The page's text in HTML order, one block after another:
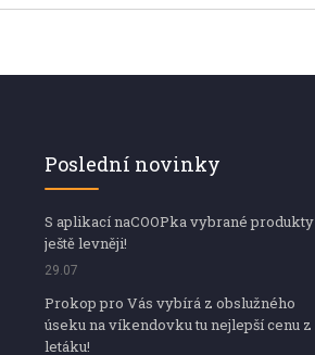
Poslední novinky
S aplikací naCOOPka vybrané produkty
ještě levněji!
29.07
Prokop pro Vás vybírá z obslužného
úseku na víkendovku tu nejlepší cenu z
letáku!